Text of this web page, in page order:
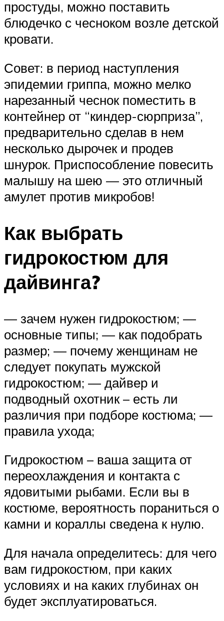
простуды, можно поставить
блюдечко с чесноком возле детской
кровати.
Совет: в период наступления
эпидемии гриппа, можно мелко
нарезанный чеснок поместить в
контейнер от “киндер-сюрприза”,
предварительно сделав в нем
несколько дырочек и продев
шнурок. Приспособление повесить
малышу на шею — это отличный
амулет против микробов!
Как выбрать
гидрокостюм для
дайвинга?
— зачем нужен гидрокостюм; —
основные типы; — как подобрать
размер; — почему женщинам не
следует покупать мужской
гидрокостюм; — дайвер и
подводный охотник – есть ли
различия при подборе костюма; —
правила ухода;
Гидрокостюм – ваша защита от
переохлаждения и контакта с
ядовитыми рыбами. Если вы в
костюме, вероятность пораниться о
камни и кораллы сведена к нулю.
Для начала определитесь: для чего
вам гидрокостюм, при каких
условиях и на каких глубинах он
будет эксплуатироваться.